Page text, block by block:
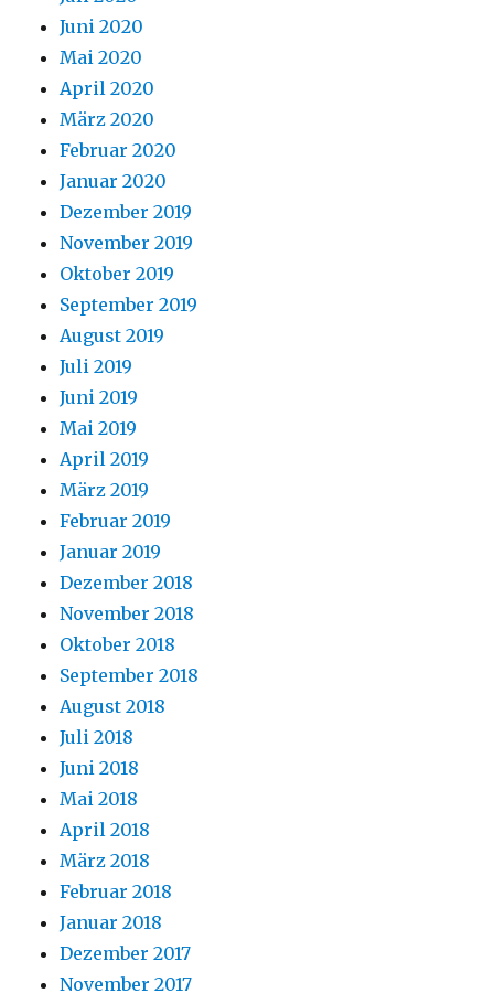
Juni 2020
Mai 2020
April 2020
März 2020
Februar 2020
Januar 2020
Dezember 2019
November 2019
Oktober 2019
September 2019
August 2019
Juli 2019
Juni 2019
Mai 2019
April 2019
März 2019
Februar 2019
Januar 2019
Dezember 2018
November 2018
Oktober 2018
September 2018
August 2018
Juli 2018
Juni 2018
Mai 2018
April 2018
März 2018
Februar 2018
Januar 2018
Dezember 2017
November 2017